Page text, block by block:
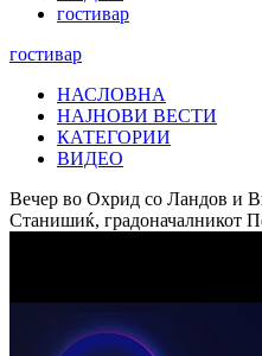
гостивар
гостивар
НАСЛОВНА
НАЈНОВИ ВЕСТИ
КАТЕГОРИИ
ВИДЕО
Вечер во Охрид со Ландов и
Станишиќ, градоначалникот